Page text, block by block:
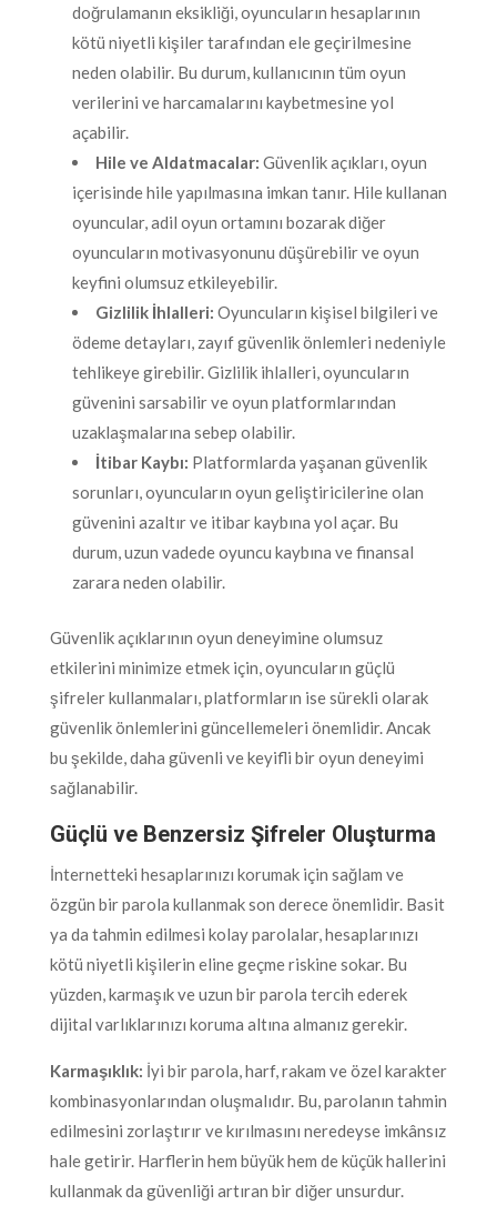
doğrulamanın eksikliği, oyuncuların hesaplarının
kötü niyetli kişiler tarafından ele geçirilmesine
neden olabilir. Bu durum, kullanıcının tüm oyun
verilerini ve harcamalarını kaybetmesine yol
açabilir.
Hile ve Aldatmacalar: Güvenlik açıkları, oyun
içerisinde hile yapılmasına imkan tanır. Hile kullanan
oyuncular, adil oyun ortamını bozarak diğer
oyuncuların motivasyonunu düşürebilir ve oyun
keyfini olumsuz etkileyebilir.
Gizlilik İhlalleri: Oyuncuların kişisel bilgileri ve
ödeme detayları, zayıf güvenlik önlemleri nedeniyle
tehlikeye girebilir. Gizlilik ihlalleri, oyuncuların
güvenini sarsabilir ve oyun platformlarından
uzaklaşmalarına sebep olabilir.
İtibar Kaybı: Platformlarda yaşanan güvenlik
sorunları, oyuncuların oyun geliştiricilerine olan
güvenini azaltır ve itibar kaybına yol açar. Bu
durum, uzun vadede oyuncu kaybına ve finansal
zarara neden olabilir.
Güvenlik açıklarının oyun deneyimine olumsuz
etkilerini minimize etmek için, oyuncuların güçlü
şifreler kullanmaları, platformların ise sürekli olarak
güvenlik önlemlerini güncellemeleri önemlidir. Ancak
bu şekilde, daha güvenli ve keyifli bir oyun deneyimi
sağlanabilir.
Güçlü ve Benzersiz Şifreler Oluşturma
İnternetteki hesaplarınızı korumak için sağlam ve
özgün bir parola kullanmak son derece önemlidir. Basit
ya da tahmin edilmesi kolay parolalar, hesaplarınızı
kötü niyetli kişilerin eline geçme riskine sokar. Bu
yüzden, karmaşık ve uzun bir parola tercih ederek
dijital varlıklarınızı koruma altına almanız gerekir.
Karmaşıklık: İyi bir parola, harf, rakam ve özel karakter
kombinasyonlarından oluşmalıdır. Bu, parolanın tahmin
edilmesini zorlaştırır ve kırılmasını neredeyse imkânsız
hale getirir. Harflerin hem büyük hem de küçük hallerini
kullanmak da güvenliği artıran bir diğer unsurdur.